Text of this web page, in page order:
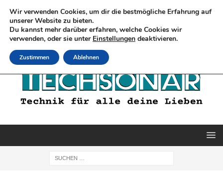
Wir verwenden Cookies, um dir die bestmögliche Erfahrung auf
unserer Website zu bieten.
Du kannst mehr darüber erfahren, welche Cookies wir
verwenden, oder sie unter Einstellungen deaktivieren.
Zustimmen Ablehnen